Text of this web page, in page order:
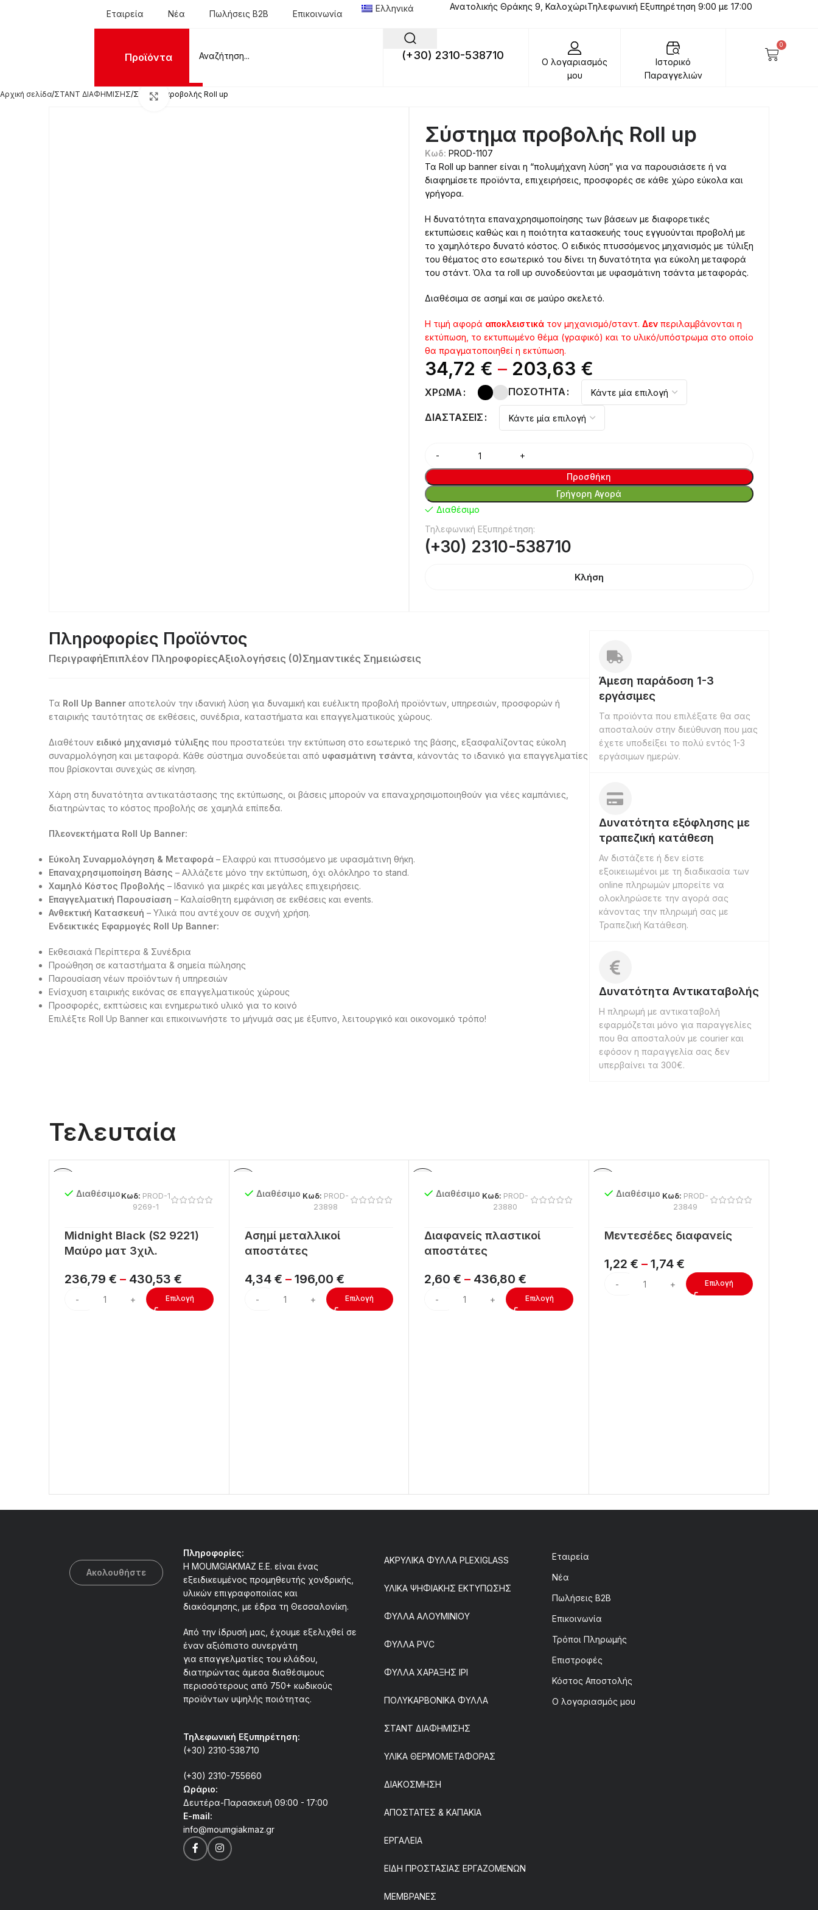
Εταιρεία Νέα Πωλήσεις B2B Επικοινωνία
Ελληνικά Ανατολικής Θράκης 9, ΚαλοχώριΤηλεφωνική Εξυπηρέτηση 9:00 με 17:00
Προϊόντα (+30) 2310-538710
Ο λογαριασμός
μου
Ιστορικό
Παραγγελιών
0
Αρχική σελίδα ΣΤΑΝΤ ΔΙΑΦΗΜΙΣΗΣ Σύστημα προβολής Roll up
Click to enlarge
Σύστημα προβολής Roll up
Κωδ: PROD-1107
Τα Roll up banner είναι η “πολυμήχανη λύση” για να παρουσιάσετε ή να
διαφημίσετε προϊόντα, επιχειρήσεις, προσφορές σε κάθε χώρο εύκολα και
γρήγορα.
Η δυνατότητα επαναχρησιμοποίησης των βάσεων με διαφορετικές
εκτυπώσεις καθώς και η ποιότητα κατασκευής τους εγγυούνται προβολή με
το χαμηλότερο δυνατό κόστος. Ο ειδικός πτυσσόμενος μηχανισμός με τύλιξη
του θέματος στο εσωτερικό του δίνει τη δυνατότητα για εύκολη μεταφορά
του στάντ. Όλα τα roll up συνοδεύονται με υφασμάτινη τσάντα μεταφοράς.
Διαθέσιμα σε ασημί και σε μαύρο σκελετό.
Η τιμή αφορά αποκλειστικάτον μηχανισμό/σταντ. Δενπεριλαμβάνονται η
εκτύπωση, το εκτυπωμένο θέμα (γραφικό) και το υλικό/υπόστρωμα στο οποίο
θα πραγματοποιηθεί η εκτύπωση.
34,72 € – 203,63 €
ΧΡΏΜΑ ΠΟΣΌΤΗΤΑ
ΔΙΑΣΤΆΣΕΙΣ
Προσθήκη
Γρήγορη Αγορά
Διαθέσιμο
Τηλεφωνική Εξυπηρέτηση:
(+30) 2310-538710
Κλήση
Πληροφορίες Προϊόντος
ΠεριγραφήΕπιπλέον ΠληροφορίεςΑξιολογήσεις (0)Σημαντικές Σημειώσεις
Τα Roll Up Banner αποτελούν την ιδανική λύση για δυναμική και ευέλικτη προβολή προϊόντων, υπηρεσιών, προσφορών ή
εταιρικής ταυτότητας σε εκθέσεις, συνέδρια, καταστήματα και επαγγελματικούς χώρους.
Διαθέτουν ειδικό μηχανισμό τύλιξης που προστατεύει την εκτύπωση στο εσωτερικό της βάσης, εξασφαλίζοντας εύκολη
συναρμολόγηση και μεταφορά. Κάθε σύστημα συνοδεύεται από υφασμάτινη τσάντα , κάνοντάς το ιδανικό για επαγγελματίες
που βρίσκονται συνεχώς σε κίνηση.
Χάρη στη δυνατότητα αντικατάστασης της εκτύπωσης, οι βάσεις μπορούν να επαναχρησιμοποιηθούν για νέες καμπάνιες,
διατηρώντας το κόστος προβολής σε χαμηλά επίπεδα.
Πλεονεκτήματα Roll Up Banner:
Εύκολη Συναρμολόγηση & Μεταφορά – Ελαφρύ και πτυσσόμενο με υφασμάτινη θήκη.
Επαναχρησιμοποίηση Βάσης – Αλλάζετε μόνο την εκτύπωση, όχι ολόκληρο το stand.
Χαμηλό Κόστος Προβολής – Ιδανικό για μικρές και μεγάλες επιχειρήσεις.
Επαγγελματική Παρουσίαση – Καλαίσθητη εμφάνιση σε εκθέσεις και events.
Ανθεκτική Κατασκευή – Υλικά που αντέχουν σε συχνή χρήση.
Ενδεικτικές Εφαρμογές Roll Up Banner:
Εκθεσιακά Περίπτερα & Συνέδρια
Προώθηση σε καταστήματα & σημεία πώλησης
Παρουσίαση νέων προϊόντων ή υπηρεσιών
Ενίσχυση εταιρικής εικόνας σε επαγγελματικούς χώρους
Προσφορές, εκπτώσεις και ενημερωτικό υλικό για το κοινό
Επιλέξτε Roll Up Banner και επικοινωνήστε το μήνυμά σας με έξυπνο, λειτουργικό και οικονομικό τρόπο!
Άμεση παράδοση 1-3
εργάσιμες
Τα προϊόντα που επιλέξατε θα σας
αποσταλούν στην διεύθυνση που μας
έχετε υποδείξει το πολύ εντός 1-3
εργάσιμων ημερών.
Δυνατότητα εξόφλησης με
τραπεζική κατάθεση
Αν διστάζετε ή δεν είστε
εξοικειωμένοι με τη διαδικασία των
online πληρωμών μπορείτε να
ολοκληρώσετε την αγορά σας
κάνοντας την πληρωμή σας με
Τραπεζική Κατάθεση.
Δυνατότητα Αντικαταβολής
Η πληρωμή με αντικαταβολή
εφαρμόζεται μόνο για παραγγελίες
που θα αποσταλούν με courier και
εφόσον η παραγγελία σας δεν
υπερβαίνει τα 300€.
Τελευταία
Διαθέσιμο Κωδ: PROD-1
9269-1
Midnight Black (S2 9221)
Μαύρο ματ 3χιλ.
236,79 € – 430,53 €
Επιλογή
Διαθέσιμο Κωδ: PROD-
23898
Ασημί μεταλλικοί
αποστάτες
4,34 € – 196,00 €
Επιλογή
Διαθέσιμο Κωδ: PROD-
23880
Διαφανείς πλαστικοί
αποστάτες
2,60 € – 436,80 €
Επιλογή
Διαθέσιμο Κωδ: PROD-
23849
Μεντεσέδες διαφανείς
1,22 € – 1,74 €
Επιλογή
Ακολουθήστε
Πληροφορίες:
Η MOUMGIAKMAZ E.E. είναι ένας
εξειδικευμένος προμηθευτής χονδρικής,
υλικών επιγραφοποιίας και
διακόσμησης, με έδρα τη Θεσσαλονίκη.
Από την ίδρυσή μας, έχουμε εξελιχθεί σε
έναν αξιόπιστο συνεργάτη
για επαγγελματίες του κλάδου,
διατηρώντας άμεσα διαθέσιμους
περισσότερους από 750+ κωδικούς
προϊόντων υψηλής ποιότητας.
Τηλεφωνική Εξυπηρέτηση:
(+30) 2310-538710
(+30) 2310-755660
Ωράριο:
Δευτέρα-Παρασκευή 09:00 - 17:00
E-mail:
info@moumgiakmaz.gr
ΑΚΡΥΛΙΚΑ ΦΥΛΛΑ PLEXIGLASS
ΥΛΙΚΑ ΨΗΦΙΑΚΗΣ ΕΚΤΥΠΩΣΗΣ
ΦΥΛΛΑ ΑΛΟΥΜΙΝΙΟΥ
ΦΥΛΛΑ PVC
ΦΥΛΛΑ ΧΑΡΑΞΗΣ IPI
ΠΟΛΥΚΑΡΒΟΝΙΚΑ ΦΥΛΛΑ
ΣΤΑΝΤ ΔΙΑΦΗΜΙΣΗΣ
ΥΛΙΚΑ ΘΕΡΜΟΜΕΤΑΦΟΡΑΣ
ΔΙΑΚΟΣΜΗΣΗ
ΑΠΟΣΤΑΤΕΣ & ΚΑΠΑΚΙΑ
ΕΡΓΑΛΕΙΑ
ΕΙΔΗ ΠΡΟΣΤΑΣΙΑΣ ΕΡΓΑΖΟΜΕΝΩΝ
ΜΕΜΒΡΑΝΕΣ
Εταιρεία
Νέα
Πωλήσεις B2B
Επικοινωνία
Τρόποι Πληρωμής
Επιστροφές
Κόστος Αποστολής
Ο λογαριασμός μου